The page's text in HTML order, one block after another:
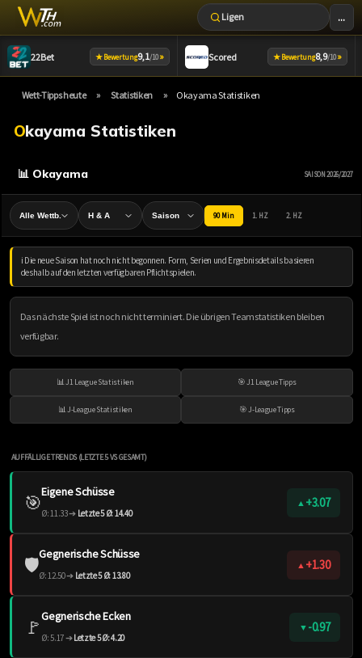
Zum
Inhalt
springen
Ligen ...
22Bet ★Bewertung9,1/10» Scored ★Bewertung8,9/10»
Wett-Tipps heute » Statistiken » Okayama Statistiken
Okayama Statistiken
📊 Okayama SAISON 2026/2027
90 Min 1. HZ 2. HZ
ℹ️ Die neue Saison hat noch nicht begonnen. Form, Serien und Ergebnisdetails basieren
deshalb auf den letzten verfügbaren Pflichtspielen.
Das nächste Spiel ist noch nicht terminiert. Die übrigen Teamstatistiken bleiben
verfügbar.
📊 J1 League Statistiken 🎯 J1 League Tipps
📊 J-League Statistiken 🎯 J-League Tipps
AUFFÄLLIGE TRENDS (LETZTE 5 VS GESAMT)
🎯Eigene Schüsse
Ø: 11.33 ➔ Letzte 5 Ø: 14.40
▲ +3.07
🛡️Gegnerische Schüsse
Ø: 12.50 ➔ Letzte 5 Ø: 13.80
▲ +1.30
🚩Gegnerische Ecken
Ø: 5.17 ➔Letzte 5 Ø: 4.20
▼ -0.97